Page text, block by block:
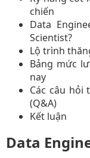
chiến
Data
Scientist?
Lộ trình
Bảng mức
nay
Các câu hỏi
(Q&A)
Kết luận
Data